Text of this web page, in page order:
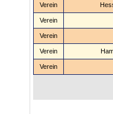
Verein
Verein
Verein
Verein
Verein